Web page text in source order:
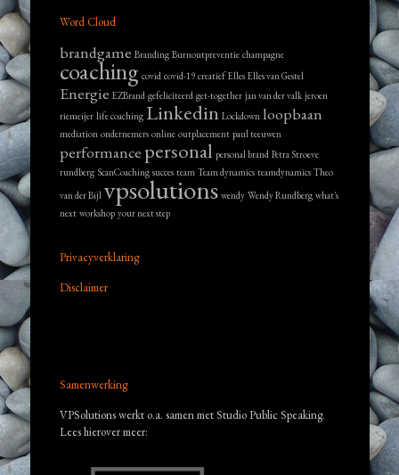
Word Cloud
brandgame Branding Burnoutpreventie champagne
coaching covid covid-19 creatief Elles Elles van Gestel
Energie EZBrand gefeliciteerd get-together jan van der valk jeroen
riemeijer life coaching Linkedin Lockdown loopbaan
mediation ondernemers online outplacement paul teeuwen
performance personal personal brand Petra Stroeve
rundberg ScanCoaching succes team Team dynamics teamdynamics Theo
van der Bijl vpsolutions wendy Wendy Rundberg what's
next workshop your next step
Privacyverklaring
Disclaimer
Samenwerking
VPSolutions werkt o.a. samen met Studio Public Speaking.
Lees hierover meer: